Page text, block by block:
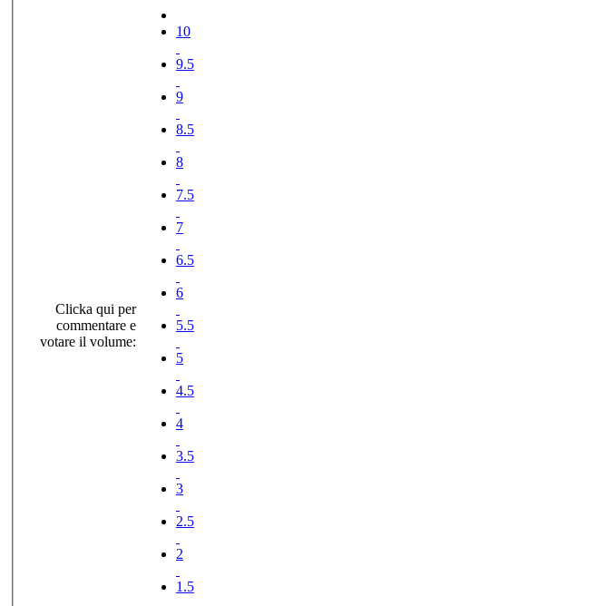
Clicka qui per
commentare e
votare il volume:
10
9.5
9
8.5
8
7.5
7
6.5
6
5.5
5
4.5
4
3.5
3
2.5
2
1.5